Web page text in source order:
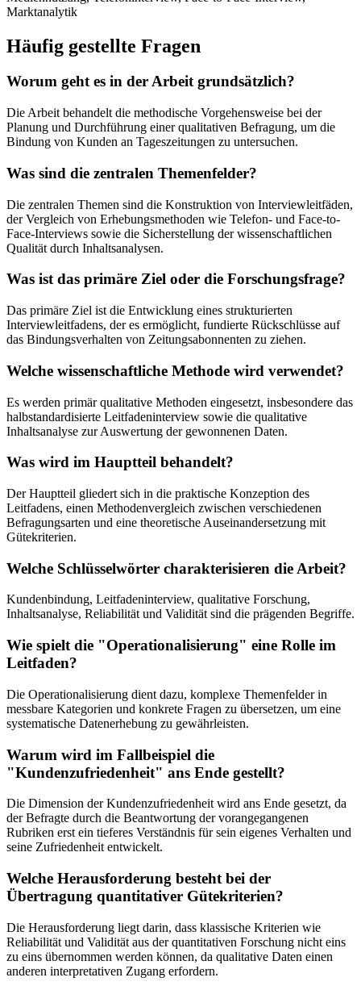
Marktanalytik
Häufig gestellte Fragen
Worum geht es in der Arbeit grundsätzlich?
Die Arbeit behandelt die methodische Vorgehensweise bei der
Planung und Durchführung einer qualitativen Befragung, um die
Bindung von Kunden an Tageszeitungen zu untersuchen.
Was sind die zentralen Themenfelder?
Die zentralen Themen sind die Konstruktion von Interviewleitfäden,
der Vergleich von Erhebungsmethoden wie Telefon- und Face-to-
Face-Interviews sowie die Sicherstellung der wissenschaftlichen
Qualität durch Inhaltsanalysen.
Was ist das primäre Ziel oder die Forschungsfrage?
Das primäre Ziel ist die Entwicklung eines strukturierten
Interviewleitfadens, der es ermöglicht, fundierte Rückschlüsse auf
das Bindungsverhalten von Zeitungsabonnenten zu ziehen.
Welche wissenschaftliche Methode wird verwendet?
Es werden primär qualitative Methoden eingesetzt, insbesondere das
halbstandardisierte Leitfadeninterview sowie die qualitative
Inhaltsanalyse zur Auswertung der gewonnenen Daten.
Was wird im Hauptteil behandelt?
Der Hauptteil gliedert sich in die praktische Konzeption des
Leitfadens, einen Methodenvergleich zwischen verschiedenen
Befragungsarten und eine theoretische Auseinandersetzung mit
Gütekriterien.
Welche Schlüsselwörter charakterisieren die Arbeit?
Kundenbindung, Leitfadeninterview, qualitative Forschung,
Inhaltsanalyse, Reliabilität und Validität sind die prägenden Begriffe.
Wie spielt die "Operationalisierung" eine Rolle im
Leitfaden?
Die Operationalisierung dient dazu, komplexe Themenfelder in
messbare Kategorien und konkrete Fragen zu übersetzen, um eine
systematische Datenerhebung zu gewährleisten.
Warum wird im Fallbeispiel die
"Kundenzufriedenheit" ans Ende gestellt?
Die Dimension der Kundenzufriedenheit wird ans Ende gesetzt, da
der Befragte durch die Beantwortung der vorangegangenen
Rubriken erst ein tieferes Verständnis für sein eigenes Verhalten und
seine Zufriedenheit entwickelt.
Welche Herausforderung besteht bei der
Übertragung quantitativer Gütekriterien?
Die Herausforderung liegt darin, dass klassische Kriterien wie
Reliabilität und Validität aus der quantitativen Forschung nicht eins
zu eins übernommen werden können, da qualitative Daten einen
anderen interpretativen Zugang erfordern.